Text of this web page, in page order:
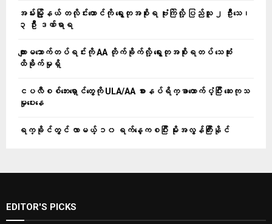
အမ်းမြို့နယ် တလိုင်းတောင်ကို ရွေးတုအစိုးရ ဗုံးကြဲလို့ ပြည်သူ ၂ ဦးသေ၊
၃ ဦး ဒဏ်ရာရ
ကျားမသောက်တပ်ရင်းကို AA တိုက်ခိုက်လို့ ရွေးတုအစိုးရတပ် သေဆုံး
ထိခိုက်မှုရှိ
ငပလီစစ်ဘေးရှောင်တွေကို ULA/AA စားနပ်ရိက္ခာထောက်ပံ့ပြီး ဆေးကုသ
မှုပေးနေ
ရက္ခိုင်တွင် လာမယ့် ၁၀ ရက်နေ့ကစပြီး မိုးအလွန်ကြီးနိုင်
EDITOR'S PICKS